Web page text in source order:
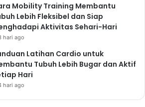
Mobility Training Membantu
Lebih Fleksibel dan Siap
Aktivitas Sehari-Hari
hari ago
Latihan Cardio untuk
Tubuh Lebih Bugar dan Aktif
Hari
hari ago